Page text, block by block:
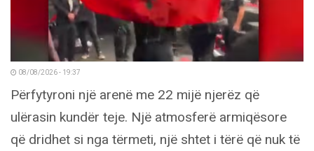
08/08/2026 - 19:37
Përfytyroni një arenë me 22 mijë njerëz që
ulërasin kundër teje. Një atmosferë armiqësore
që dridhet si nga tërmeti, një shtet i tërë që nuk të